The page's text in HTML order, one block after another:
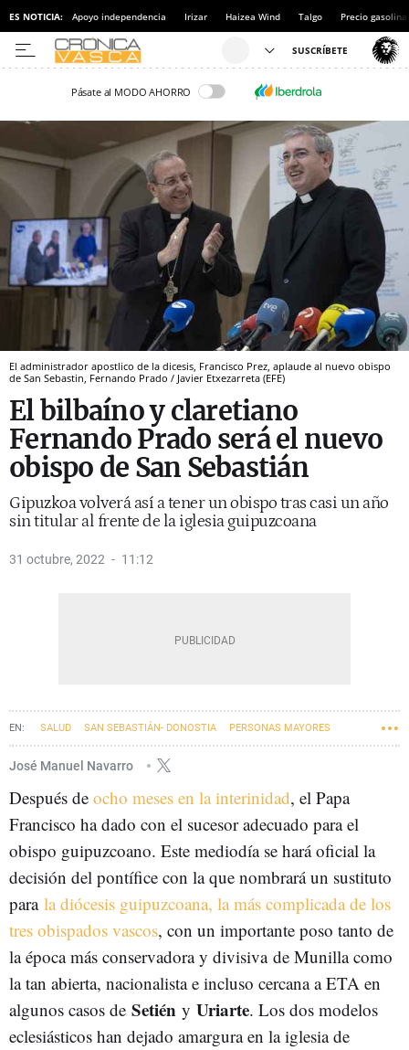
ES NOTICIA: Apoyo independencia Irizar Haizea Wind Talgo Precio gasolina
Pásate al MODO AHORRO
El administrador apostlico de la dicesis, Francisco Prez, aplaude al nuevo obispo
de San Sebastin, Fernando Prado / Javier Etxezarreta (EFE)
El bilbaíno y claretiano
Fernando Prado será el nuevo
obispo de San Sebastián
Gipuzkoa volverá así a tener un obispo tras casi un año
sin titular al frente de la iglesia guipuzcoana
31 octubre, 2022 11:12
SALUD SAN SEBASTIÁN- DONOSTIA PERSONAS MAYORES
José Manuel Navarro
Después de ocho meses en la interinidad, el Papa
Francisco ha dado con el sucesor adecuado para el
obispo guipuzcoano. Este mediodía se hará oficial la
decisión del pontífice con la que nombrará un sustituto
para la diócesis guipuzcoana, la más complicada de los
tres obispados vascos, con un importante poso tanto de
la época más conservadora y divisiva de Munilla como
la tan abierta, nacionalista e incluso cercana a ETA en
algunos casos de Setién y Uriarte. Los dos modelos
eclesiásticos han dejado amargura en la iglesia de